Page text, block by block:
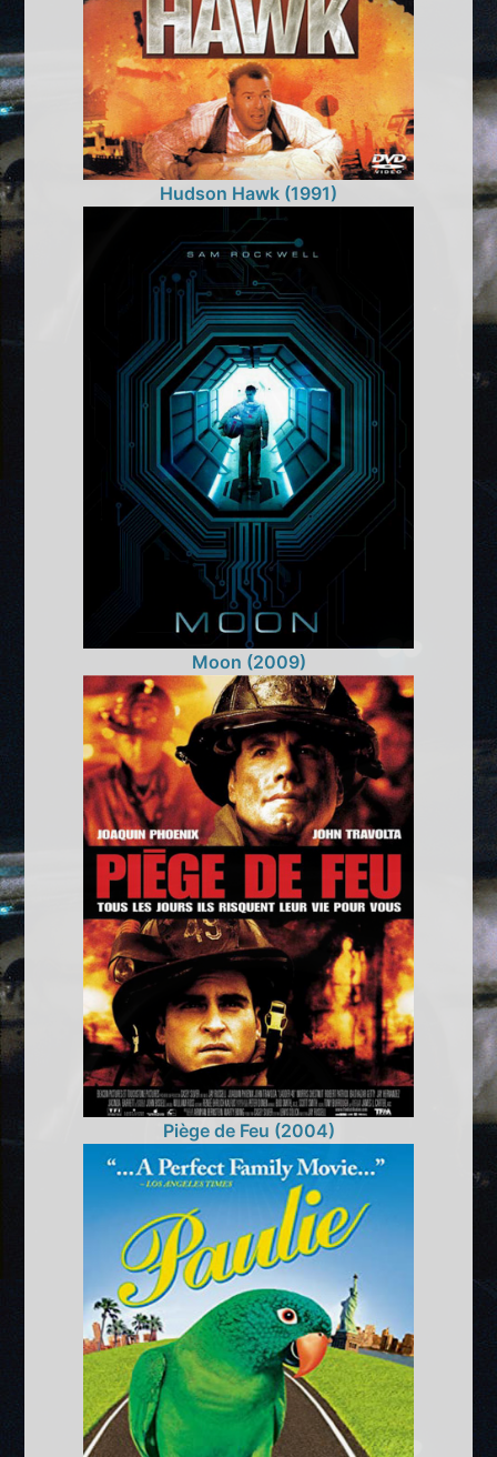
Hudson Hawk (1991)
Moon (2009)
Piège de Feu (2004)